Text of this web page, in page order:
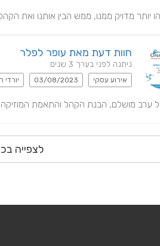
יותר מדויק ממנו, ממש הבין אותנו ואת
חוות דעת מאת עופר לפלר
ניתנה לפני בערך 3 שנים
אירוע עסקי 03/08/2023 יורדי
ערב מושלם, הבנת הקהל והתאמת המוזיקה
לצפייה